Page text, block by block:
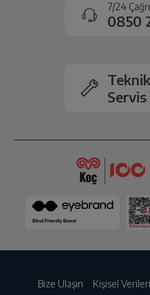
7/24
0850
Bize Ulaşın Kişisel